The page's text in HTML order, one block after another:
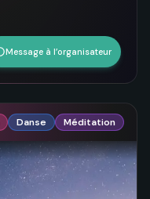
Message à l’organisateur
Danse Méditation